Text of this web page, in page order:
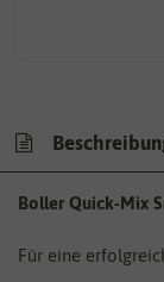
Boller Quick-Mix
Für eine